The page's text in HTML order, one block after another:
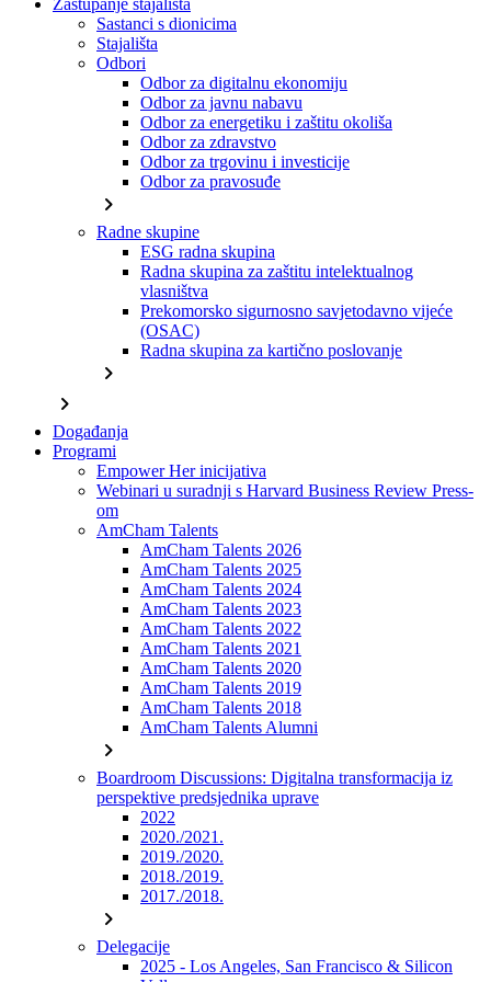
Sastanci s dionicima
Stajališta
Odbori
Odbor za digitalnu ekonomiju
Odbor za javnu nabavu
Odbor za energetiku i zaštitu okoliša
Odbor za zdravstvo
Odbor za trgovinu i investicije
Odbor za pravosuđe
chevron_right
Radne skupine
ESG radna skupina
Radna skupina za zaštitu intelektualnog
vlasništva
Prekomorsko sigurnosno savjetodavno vijeće
(OSAC)
Radna skupina za kartično poslovanje
chevron_right
chevron_right
Događanja
Programi
Empower Her inicijativa
Webinari u suradnji s Harvard Business Review Press-
om
AmCham Talents
AmCham Talents 2026
AmCham Talents 2025
AmCham Talents 2024
AmCham Talents 2023
AmCham Talents 2022
AmCham Talents 2021
AmCham Talents 2020
AmCham Talents 2019
AmCham Talents 2018
AmCham Talents Alumni
chevron_right
Boardroom Discussions: Digitalna transformacija iz
perspektive predsjednika uprave
2022
2020./2021.
2019./2020.
2018./2019.
2017./2018.
chevron_right
Delegacije
2025 - Los Angeles, San Francisco & Silicon